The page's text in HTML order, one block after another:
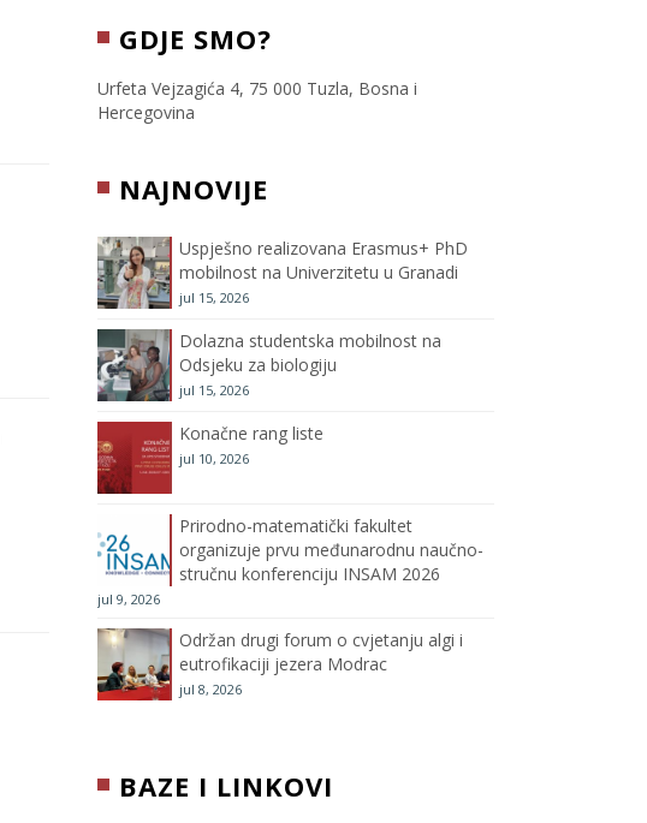
c
e
o
o
k
i
t
e
t
a
m
T
C
h
e
l
GDJE SMO?
Urfeta Vejzagića 4, 75 000 Tuzla, Bosna i
Hercegovina
NAJNOVIJE
Uspješno realizovana Erasmus+ PhD
mobilnost na Univerzitetu u Granadi
jul 15, 2026
Dolazna studentska mobilnost na
Odsjeku za biologiju
jul 15, 2026
Konačne rang liste
jul 10, 2026
Prirodno-matematički fakultet
organizuje prvu međunarodnu naučno-
stručnu konferenciju INSAM 2026
jul 9, 2026
Održan drugi forum o cvjetanju algi i
eutrofikaciji jezera Modrac
jul 8, 2026
BAZE I LINKOVI